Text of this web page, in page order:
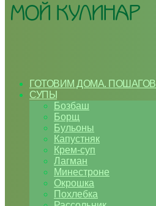
ГОТОВИМ ДОМА.
СУПЫ
Бозбаш
Борщ
Бульоны
Капустняк
Крем-суп
Лагман
Минестроне
Окрошка
Похлебка